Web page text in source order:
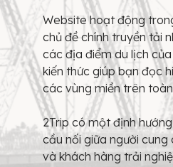
Website hoạt động
chủ đề chính truyền tải
các địa điểm du lịch
kiến thức giúp bạn đọc
các vùng miền trên
2Trip có một định
cầu nối giữa người cung
và khách hàng trải